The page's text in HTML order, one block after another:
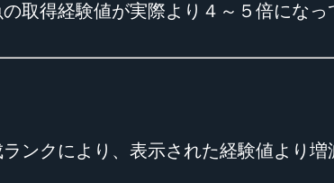
取得経験値が実際より４～５倍になっ
ンクにより、表示された経験値より